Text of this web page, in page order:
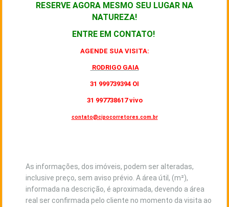
RESERVE AGORA MESMO SEU LUGAR NA
NATUREZA!
ENTRE EM CONTATO!
AGENDE SUA VISITA:
RODRIGO GAIA
31 999739394 OI
31 997738617 vivo
contato@cipocorretores.com.br
As informações, dos imóveis, podem ser alteradas,
inclusive preço, sem aviso prévio. A área útil, (m²),
informada na descrição, é aproximada, devendo a área
real ser confirmada pelo cliente no momento da visita ao